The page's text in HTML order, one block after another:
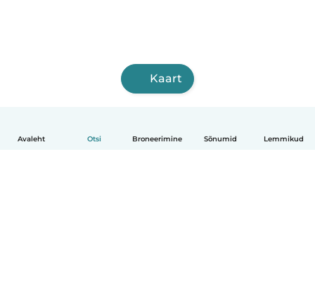
Avaleht Otsi Broneerimine Sõnumid Lemmikud
Kaart